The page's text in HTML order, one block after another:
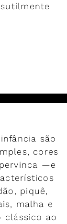
são
cores
—e
piquê,
malha e
clássico ao